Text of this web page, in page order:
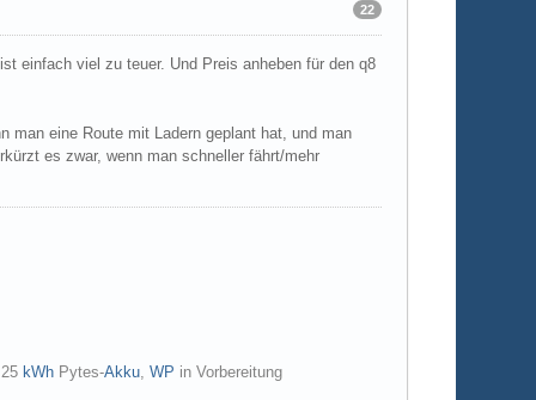
22
einfach viel zu teuer. Und Preis anheben für den q8
man eine Route mit Ladern geplant hat, und man
es zwar, wenn man schneller fährt/mehr
kWh Pytes-Akku,WP in Vorbereitung